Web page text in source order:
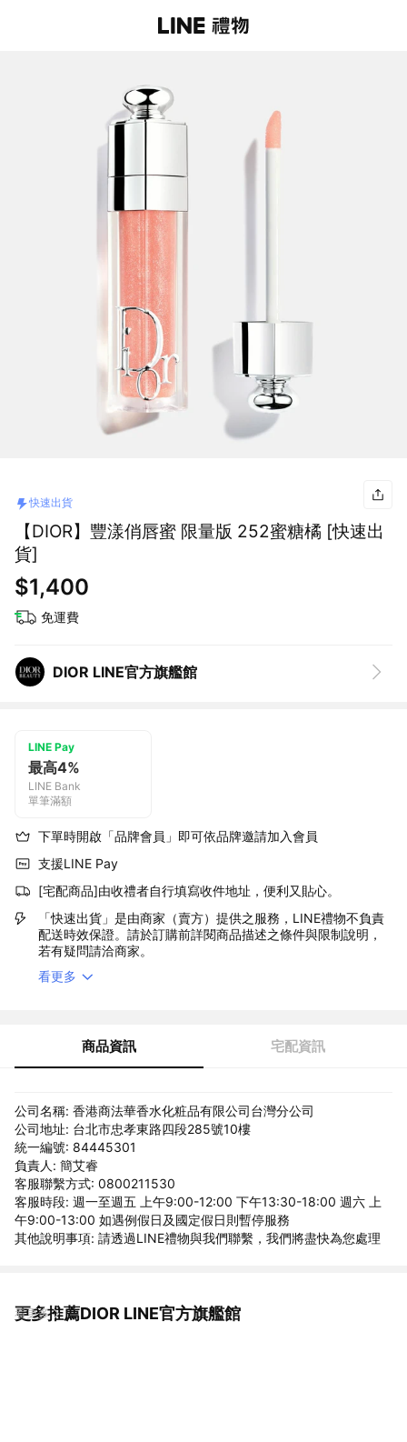
快速出貨
【DIOR】豐漾俏唇蜜 限量版 252蜜糖橘 [快速出
貨]
$1,400
免運費
DIOR LINE官方旗艦館
LINE Pay
最高4%
LINE Bank
單筆滿額
下單時開啟「品牌會員」即可依品牌邀請加入會員
支援LINE Pay
[宅配商品]由收禮者自行填寫收件地址，便利又貼心。
「快速出貨」是由商家（賣方）提供之服務，LINE禮物不負責
配送時效保證。請於訂購前詳閱商品描述之條件與限制說明，
若有疑問請洽商家。
看更多
商品資訊 宅配資訊
公司名稱: 香港商法華香水化粧品有限公司台灣分公司
公司地址: 台北市忠孝東路四段285號10樓
統一編號: 84445301
負責人: 簡艾睿
客服聯繫方式: 0800211530
客服時段: 週一至週五 上午9:00-12:00 下午13:30-18:00 週六 上
午9:00-13:00 如遇例假日及國定假日則暫停服務
其他說明事項: 請透過LINE禮物與我們聯繫，我們將盡快為您處理
更多推薦DIOR LINE官方旗艦館
看更多